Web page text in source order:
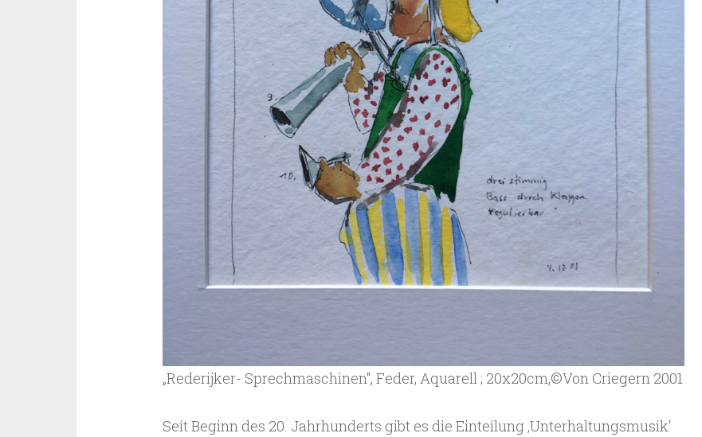
„Rederijker- Sprechmaschinen“, Feder, Aquarell ; 20x20cm,©️Von Criegern 2001
Seit Beginn des 20. Jahrhunderts gibt es die Einteilung ‚Unterhaltungsmusik‘